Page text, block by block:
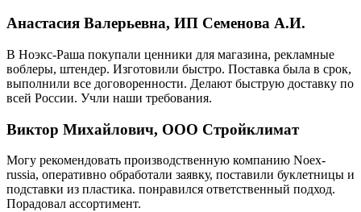
Анастасия Валерьевна, ИП Семенова А.И.
В Ноэкс-Раша покупали ценники для магазина, рекламные
воблеры, штендер. Изготовили быстро. Поставка была в срок,
выполнили все договоренности. Делают быструю доставку по
всей России. Учли наши требования.
Виктор Михайлович, ООО Стройклимат
Могу рекомендовать производственную компанию Noex-
russia, оперативно обработали заявку, поставили буклетницы и
подставки из пластика. понравился ответственный подход.
Порадовал ассортимент.